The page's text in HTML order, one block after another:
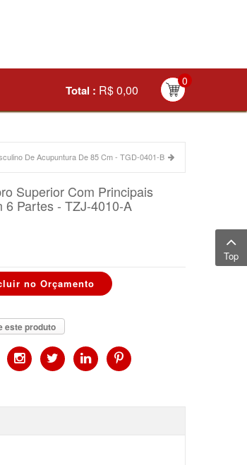
0
Total : R$ 0,00
De Acupuntura De 85 Cm - TGD-0401-B
Superior Com Principais
6 Partes - TZJ-4010-A
este produto
Top